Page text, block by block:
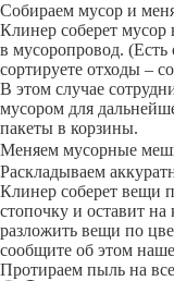
Собираем мусор и
Клинер соберет
в мусоропровод.
сортируете отходы –
В этом случае
мусором для
пакеты в корзины.
Меняем мусорные
Раскладываем
Клинер соберет вещи
стопочку и оставит на
разложить вещи по
сообщите об этом
Протираем пыль на